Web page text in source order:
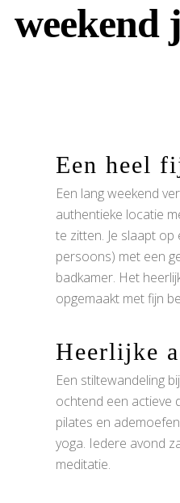
weekend
Een heel
Een lang weekend
authentieke locatie
te zitten. Je slaapt
persoons) met een
badkamer. Het
opgemaakt met fijn
Heerlijke
Een stiltewandeling
ochtend een actieve
pilates en
yoga. Iedere avond
meditatie.